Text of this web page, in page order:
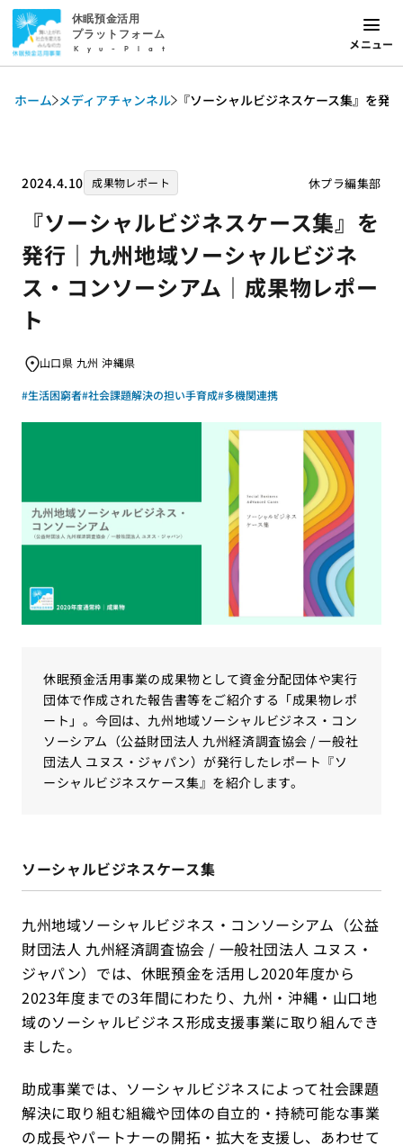
休眠預金活用
プラットフォーム
Kyu-Plat メニュー
ホーム メディアチャンネル 『ソーシャルビジネスケース集』を
2024.4.10 成果物レポート 休プラ編集部
『ソーシャルビジネスケース集』を
発行｜九州地域ソーシャルビジネ
ス・コンソーシアム｜成果物レポー
ト
山口県 九州 沖縄県
#生活困窮者#社会課題解決の担い手育成#多機関連携
休眠預金活用事業の成果物として資金分配団体や実行
団体で作成された報告書等をご紹介する「成果物レポ
ート」。今回は、九州地域ソーシャルビジネス・コン
ソーシアム（公益財団法人 九州経済調査協会 / 一般社
団法人 ユヌス・ジャパン）が発行したレポート『ソ
ーシャルビジネスケース集』を紹介します。
ソーシャルビジネスケース集
九州地域ソーシャルビジネス・コンソーシアム（公益
財団法人 九州経済調査協会 / 一般社団法人 ユヌス・
ジャパン）では、休眠預金を活用し2020年度から
2023年度までの3年間にわたり、九州・沖縄・山口地
域のソーシャルビジネス形成支援事業に取り組んでき
ました。
助成事業では、ソーシャルビジネスによって社会課題
解決に取り組む組織や団体の自立的・持続可能な事業
の成長やパートナーの開拓・拡大を支援し、あわせて